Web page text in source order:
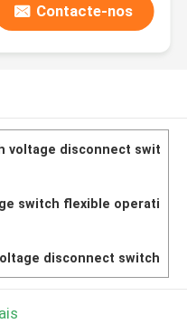
Contacte-nos
voltage disconnect swit
switch flexible operati
disconnect switch